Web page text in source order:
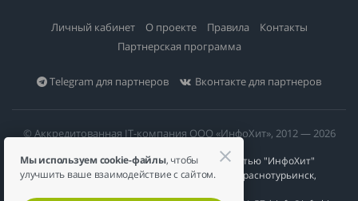
Личный кабинет О проекте Правила
Контакты
Партнерская программа
Telegram для партнеров Вконтакте для партнеров
© Аккредитованная IT-компания ООО «ИнфоХит», 2012 — 2026
Общество с ограниченной ответственностью "ИнфоХит"
624446, Россия, Свердловская область, г. Краснотурьинск,
Мы используем cookie-файлы, чтобы
улучшить ваше взаимодействие с сайтом.